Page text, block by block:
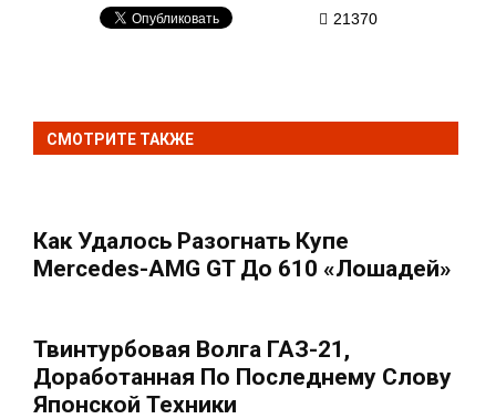
21370
СМОТРИТЕ ТАКЖЕ
Как Удалось Разогнать Купе
Mercedes-AMG GT До 610 «лошадей»
Твинтурбовая Волга ГАЗ-21,
Доработанная По Последнему Слову
Японской Техники